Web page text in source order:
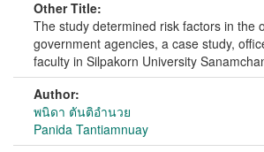
Other Title:
The study determined risk factors in the
government agencies, a case study,
faculty in Silpakorn University
Author:
พนิดา ตันติอำนวย
Panida Tantiamnuay